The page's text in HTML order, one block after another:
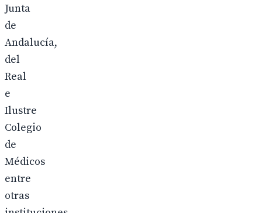
Junta
de
Andalucía,
del
Real
e
Ilustre
Colegio
de
Médicos
entre
otras